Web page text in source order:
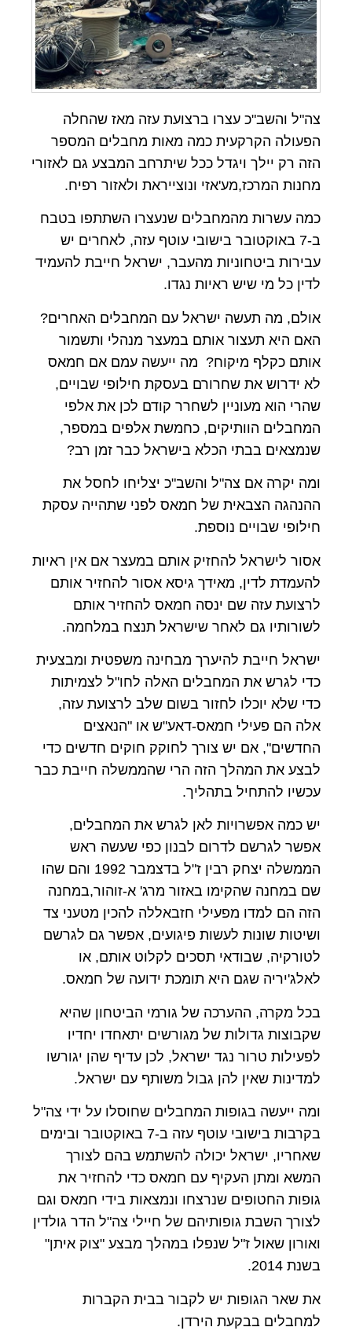
צה"ל והשב"כ עצרו ברצועת עזה מאז שהחלה
הפעולה הקרקעית כמה מאות מחבלים המספר
הזה רק יילך ויגדל ככל שיתרחב המבצע גם לאזורי
מחנות המרכז,מע'אזי ונוצייראת ולאזור רפיח.
כמה עשרות מהמחבלים שנעצרו השתתפו בטבח
ב-7 באוקטובר בישובי עוטף עזה, לאחרים יש
עבירות ביטחוניות מהעבר, ישראל חייבת להעמיד
לדין כל מי שיש ראיות נגדו.
אולם, מה תעשה ישראל עם המחבלים האחרים?
האם היא תעצור אותם במעצר מנהלי ותשמור
אותם כקלף מיקוח? מה ייעשה עמם אם חמאס
לא ידרוש את שחרורם בעסקת חילופי שבויים,
שהרי הוא מעוניין לשחרר קודם לכן את אלפי
המחבלים הוותיקים, כחמשת אלפים במספר,
שנמצאים בבתי הכלא בישראל כבר זמן רב?
ומה יקרה אם צה"ל והשב"כ יצליחו לחסל את
ההנהגה הצבאית של חמאס לפני שתהייה עסקת
חילופי שבויים נוספת.
אסור לישראל להחזיק אותם במעצר אם אין ראיות
להעמדת לדין, מאידך גיסא אסור להחזיר אותם
לרצועת עזה שם ינסה חמאס להחזיר אותם
לשורותיו גם לאחר שישראל תנצח במלחמה.
ישראל חייבת להיערך מבחינה משפטית ומבצעית
כדי לגרש את המחבלים האלה לחו"ל לצמיתות
כדי שלא יוכלו לחזור בשום שלב לרצועת עזה,
אלה הם פעילי חמאס-דאע"ש או "הנאצים
החדשים", אם יש צורך לחוקק חוקים חדשים כדי
לבצע את המהלך הזה הרי שהממשלה חייבת כבר
עכשיו להתחיל בתהליך.
יש כמה אפשרויות לאן לגרש את המחבלים,
אפשר לגרשם לדרום לבנון כפי שעשה ראש
הממשלה יצחק רבין ז"ל בדצמבר 1992 והם שהו
שם במחנה שהקימו באזור מרג' א-זוהור,במחנה
הזה הם למדו מפעילי חזבאללה להכין מטעני צד
ושיטות שונות לעשות פיגועים, אפשר גם לגרשם
לטורקיה, שבודאי תסכים לקלוט אותם, או
לאלג'יריה שגם היא תומכת ידועה של חמאס.
בכל מקרה, ההערכה של גורמי הביטחון שהיא
שקבוצות גדולות של מגורשים יתאחדו יחדיו
לפעילות טרור נגד ישראל, לכן עדיף שהן יגורשו
למדינות שאין להן גבול משותף עם ישראל.
ומה ייעשה בגופות המחבלים שחוסלו על ידי צה"ל
בקרבות בישובי עוטף עזה ב-7 באוקטובר ובימים
שאחריו, ישראל יכולה להשתמש בהם לצורך
המשא ומתן העקיף עם חמאס כדי להחזיר את
גופות החטופים שנרצחו ונמצאות בידי חמאס וגם
לצורך השבת גופותיהם של חיילי צה"ל הדר גולדין
ואורון שאול ז"ל שנפלו במהלך מבצע "צוק איתן"
בשנת 2014.
את שאר הגופות יש לקבור בבית הקברות
למחבלים בבקעת הירדן.